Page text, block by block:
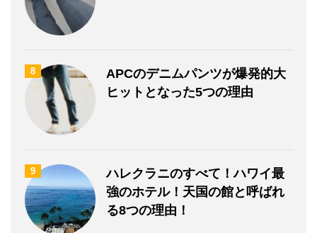
8
APCのデニムパンツが爆発的大
ヒットとなった5つの理由
9
ハレクラニのすべて！ハワイ最
強のホテル！天国の館と呼ばれ
る8つの理由！